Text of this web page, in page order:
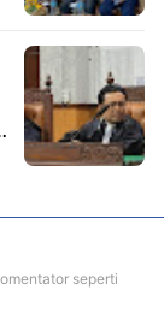
seperti